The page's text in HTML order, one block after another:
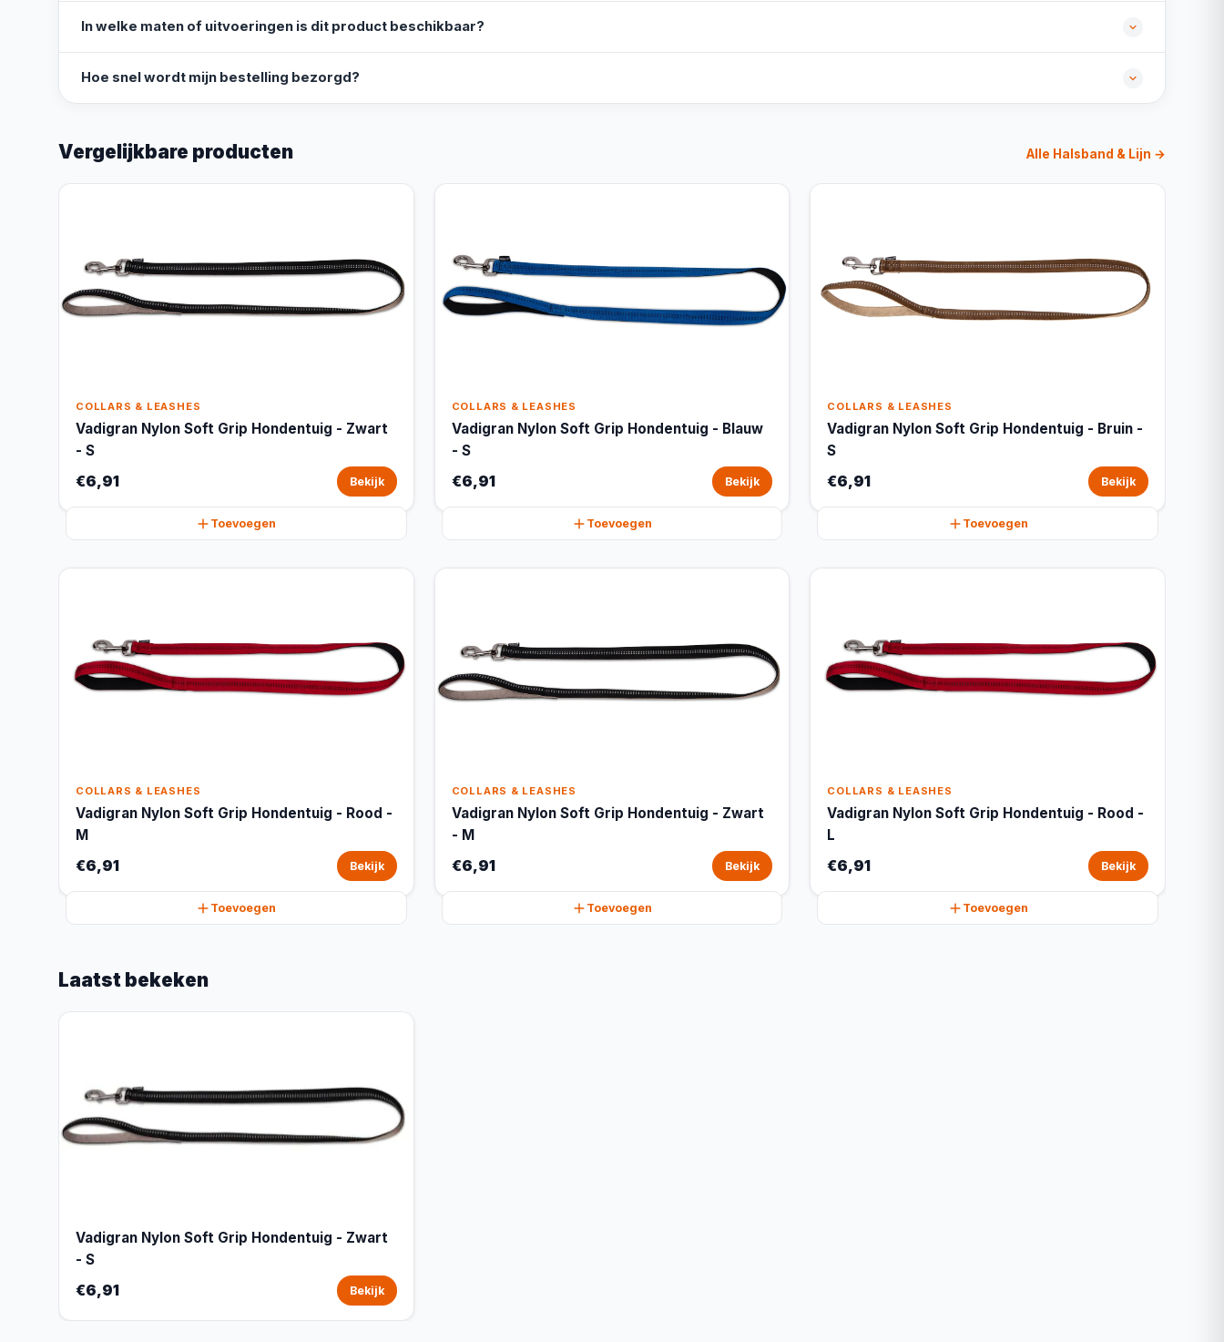
In welke maten of uitvoeringen is dit product beschikbaar?
Hoe snel wordt mijn bestelling bezorgd?
Vergelijkbare producten Alle Halsband & Lijn →
COLLARS & LEASHES
Vadigran Nylon Soft Grip Hondentuig - Zwart
- S
€6,91 Bekijk
Toevoegen
COLLARS & LEASHES
Vadigran Nylon Soft Grip Hondentuig - Blauw
- S
€6,91 Bekijk
Toevoegen
COLLARS & LEASHES
Vadigran Nylon Soft Grip Hondentuig - Bruin -
S
€6,91 Bekijk
Toevoegen
COLLARS & LEASHES
Vadigran Nylon Soft Grip Hondentuig - Rood -
M
€6,91 Bekijk
Toevoegen
COLLARS & LEASHES
Vadigran Nylon Soft Grip Hondentuig - Zwart
- M
€6,91 Bekijk
Toevoegen
COLLARS & LEASHES
Vadigran Nylon Soft Grip Hondentuig - Rood -
L
€6,91 Bekijk
Toevoegen
Laatst bekeken
Vadigran Nylon Soft Grip Hondentuig - Zwart
- S
€6,91 Bekijk